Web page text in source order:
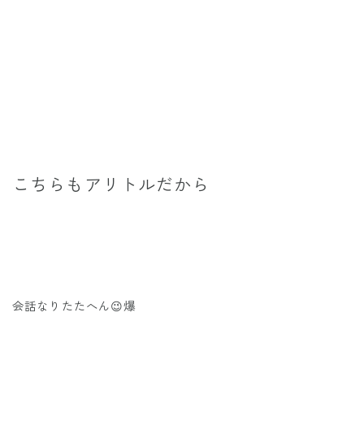
こちらもアリトルだから
会話なりたたへん😉爆